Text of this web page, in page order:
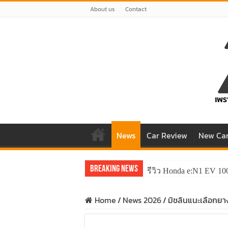
About us Contact
News Car Review New
Breaking News รีวิว Honda e:N1 EV
Home/ News 2026/ มิชลินแนะเลือกย